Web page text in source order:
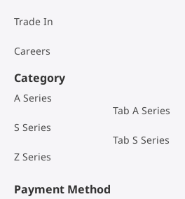
Trade In
Careers
Category
A Series
S Series
Z Series
Tab A Series
Tab S Series
Payment Method